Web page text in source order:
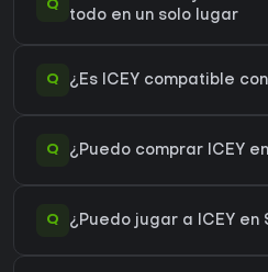
Q
todo en un solo lugar
Q ¿Es ICEY compatible
Q ¿Puedo comprar ICEY
Q ¿Puedo jugar a ICEY en